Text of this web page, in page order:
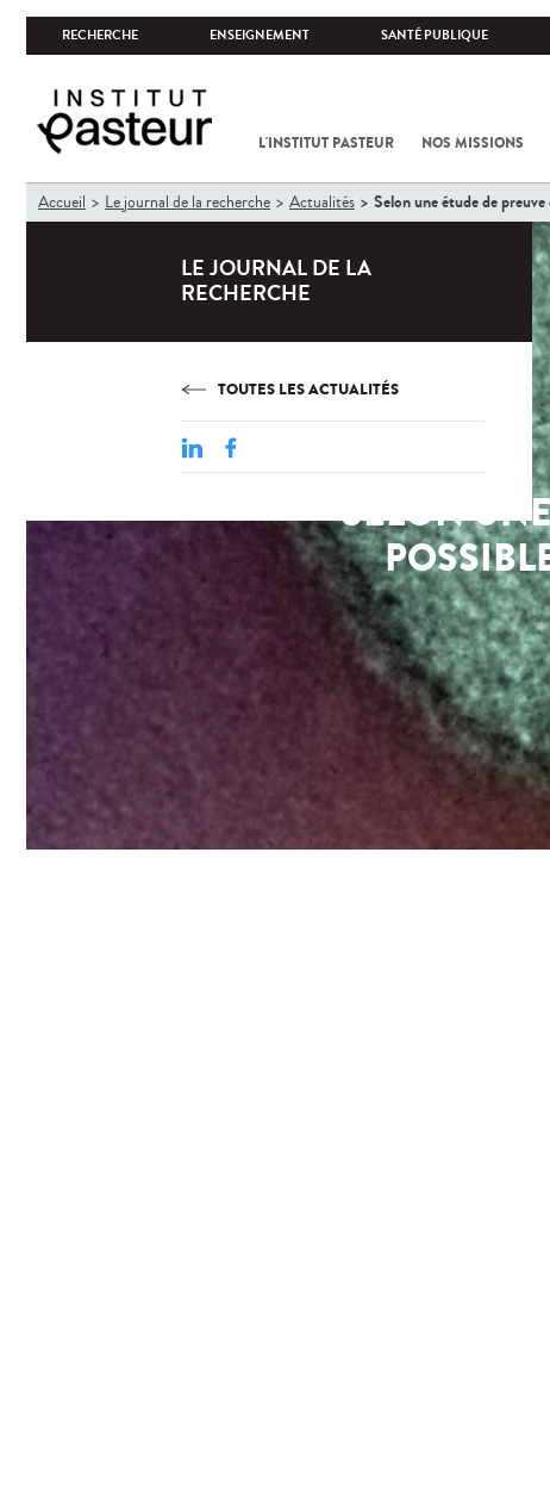
RECHERCHE ENSEIGNEMENT SANTÉ PUBLIQUE
L'INSTITUT PASTEUR NOS MISSIONS
Vous
êtes
Accueil Le journal de la recherche Actualités Selon une étude de
LE JOURNAL DE LA
RECHERCHE
TOUTES LES ACTUALITÉS
SELON